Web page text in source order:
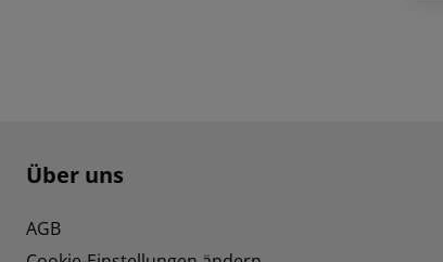
Footer navigation
Über uns
AGB